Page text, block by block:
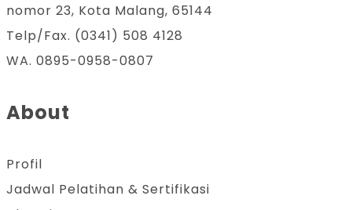
nomor 23, Kota Malang, 65144
Telp/Fax. (0341) 508 4128
WA. 0895-0958-0807
About
Profil
Jadwal Pelatihan & Sertifikasi